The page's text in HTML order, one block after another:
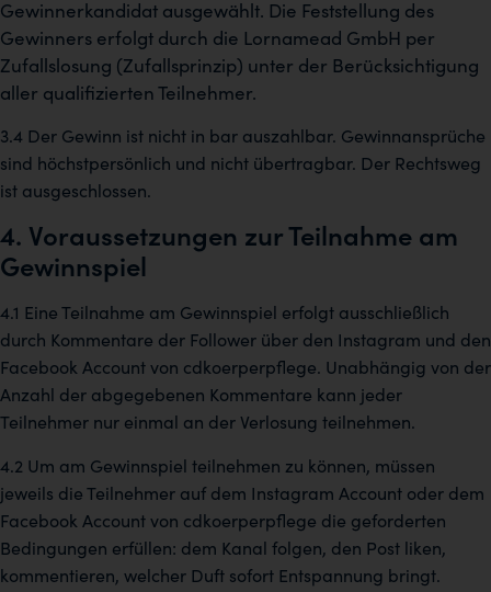
Gewinnerkandidat ausgewählt. Die Feststellung des
Gewinners erfolgt durch die Lornamead GmbH per
Zufallslosung (Zufallsprinzip) unter der Berücksichtigung
aller qualifizierten Teilnehmer.
3.4 Der Gewinn ist nicht in bar auszahlbar. Gewinnansprüche
sind höchstpersönlich und nicht übertragbar. Der Rechtsweg
ist ausgeschlossen.
4. Voraussetzungen zur Teilnahme am
Gewinnspiel
4.1 Eine Teilnahme am Gewinnspiel erfolgt ausschließlich
durch Kommentare der Follower über den Instagram und den
Facebook Account von cdkoerperpflege. Unabhängig von der
Anzahl der abgegebenen Kommentare kann jeder
Teilnehmer nur einmal an der Verlosung teilnehmen.
4.2 Um am Gewinnspiel teilnehmen zu können, müssen
jeweils die Teilnehmer auf dem Instagram Account oder dem
Facebook Account von cdkoerperpflege die geforderten
Bedingungen erfüllen: dem Kanal folgen, den Post liken,
kommentieren, welcher Duft sofort Entspannung bringt.